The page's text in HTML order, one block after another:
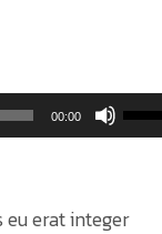
00:00
Use
Up/
to
erat integer